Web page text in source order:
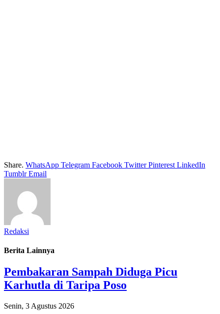
Share. WhatsApp Telegram Facebook Twitter Pinterest LinkedIn
Tumblr Email
Redaksi
Berita Lainnya
Pembakaran Sampah Diduga Picu
Karhutla di Taripa Poso
Senin, 3 Agustus 2026